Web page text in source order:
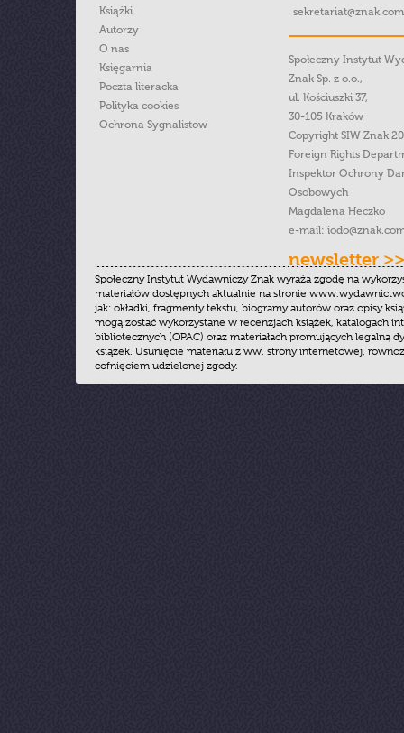
Książki
Autorzy
O nas
Księgarnia
Poczta literacka
Polityka cookies
Ochrona Sygnalistow
Społeczny Instytut
Znak Sp. z o.o.,
ul. Kościuszki 37,
30-105 Kraków
Copyright SIW Znak
Foreign Rights
Inspektor Ochrony
Osobowych
Magdalena Heczko
e-mail:
newsletter >>
Społeczny Instytut Wydawniczy Znak wyraża zgodę na
materiałów dostępnych aktualnie na stronie
jak: okładki, fragmenty tekstu, biogramy autorów oraz opisy
mogą zostać wykorzystane w recenzjach książek, katalogach
bibliotecznych (OPAC) oraz materiałach promujących legalną
książek. Usunięcie materiału z ww. strony internetowej,
cofnięciem udzielonej zgody.